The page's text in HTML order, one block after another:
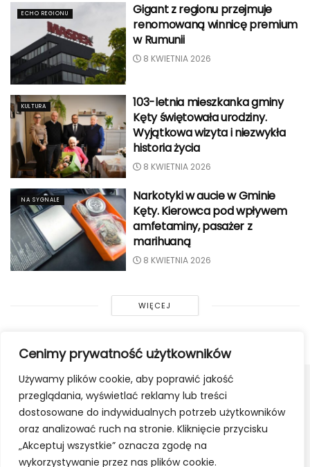
Cenimy prywatność użytkowników
Używamy plików cookie, aby poprawić jakość
przeglądania, wyświetlać reklamy lub treści
dostosowane do indywidualnych potrzeb użytkowników
oraz analizować ruch na stronie. Kliknięcie przycisku
„Akceptuj wszystkie” oznacza zgodę na
wykorzystywanie przez nas plików cookie.
ECHO REGIONU
Gigant z regionu przejmuje
renomowaną winnicę premium
w Rumunii
8 KWIETNIA 2026
KULTURA
103-letnia mieszkanka gminy
Kęty świętowała urodziny.
Wyjątkowa wizyta i niezwykła
historia życia
8 KWIETNIA 2026
NA SYGNALE
Narkotyki w aucie w Gminie
Kęty. Kierowca pod wpływem
amfetaminy, pasażer z
marihuaną
8 KWIETNIA 2026
WIĘCEJ